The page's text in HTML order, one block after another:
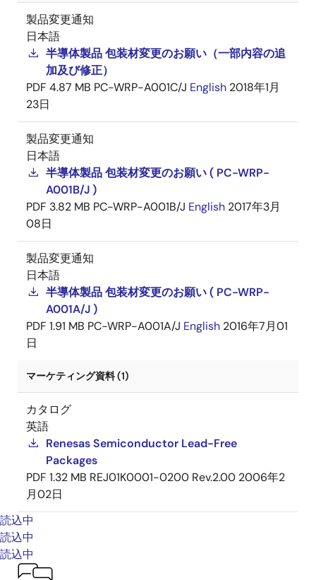
製品変更通知
日本語
半導体製品 包装材変更のお願い（一部内容の追
加及び修正）
PDF 4.87 MB PC-WRP-A001C/J English 2018年1月
23日
製品変更通知
日本語
半導体製品 包装材変更のお願い ( PC-WRP-
A001B/J )
PDF 3.82 MB PC-WRP-A001B/J English 2017年3月
08日
製品変更通知
日本語
半導体製品 包装材変更のお願い ( PC-WRP-
A001A/J )
PDF 1.91 MB PC-WRP-A001A/J English 2016年7月01
日
マーケティング資料 (1)
カタログ
英語
Renesas Semiconductor Lead-Free
Packages
PDF 1.32 MB REJ01K0001-0200 Rev.2.00 2006年2
月02日
読込中
読込中
読込中